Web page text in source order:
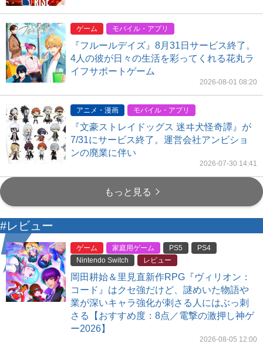
ゲーム モバイル・アプリ
『フルールデイズ』8月31日サービス終了。
4人の彼が日々の生活を彩ってくれる花丸ラ
イフサポートゲーム
2026-08-01 08:20
アニメ・漫画 モバイル・アプリ
『文豪ストレイドッグス 迷ヰ犬怪奇譚』が
7/31にサービス終了。運営会社アンビショ
ンの廃業に伴い
2026-07-30 14:41
もっと見る
#レビュー
ゲーム 家庭用ゲーム PS5
PS4
Nintendo Switch
レビュー
岡田耕始＆里見直新作RPG『ヴィリオン：
コード』はクセ強だけど、謎めいた物語や
業が深いキャラ強化が刺さる人にはぶっ刺
さる【おすすめ度：8点／電撃の激押し神ゲ
ー2026】
2026-08-05 12:00